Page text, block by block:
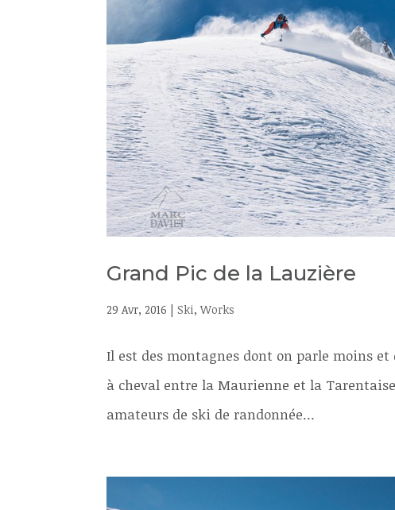
Grand Pic de la Lauzière
29 Avr, 2016 |Ski,Works
Il est des montagnes dont on parle moins
à cheval entre la Maurienne et la
amateurs de ski de randonnée…